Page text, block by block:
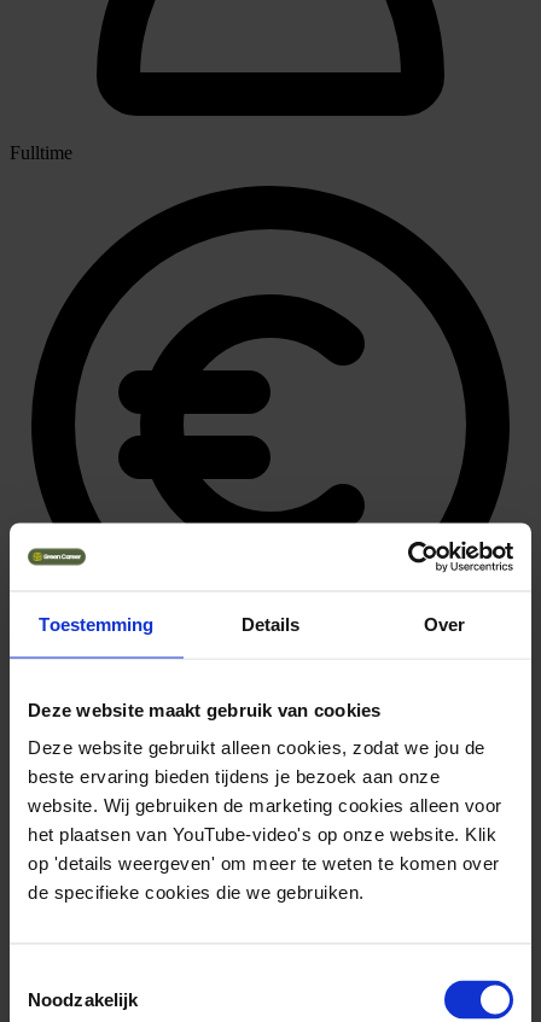
Toestemming Details Over
Deze website maakt gebruik van cookies
Deze website gebruikt alleen cookies, zodat we jou de
beste ervaring bieden tijdens je bezoek aan onze
website. Wij gebruiken de marketing cookies alleen voor
het plaatsen van YouTube-video's op onze website. Klik
op 'details weergeven' om meer te weten te komen over
de specifieke cookies die we gebruiken.
Noodzakelijk
Fulltime
42.509
Solliciteer direct